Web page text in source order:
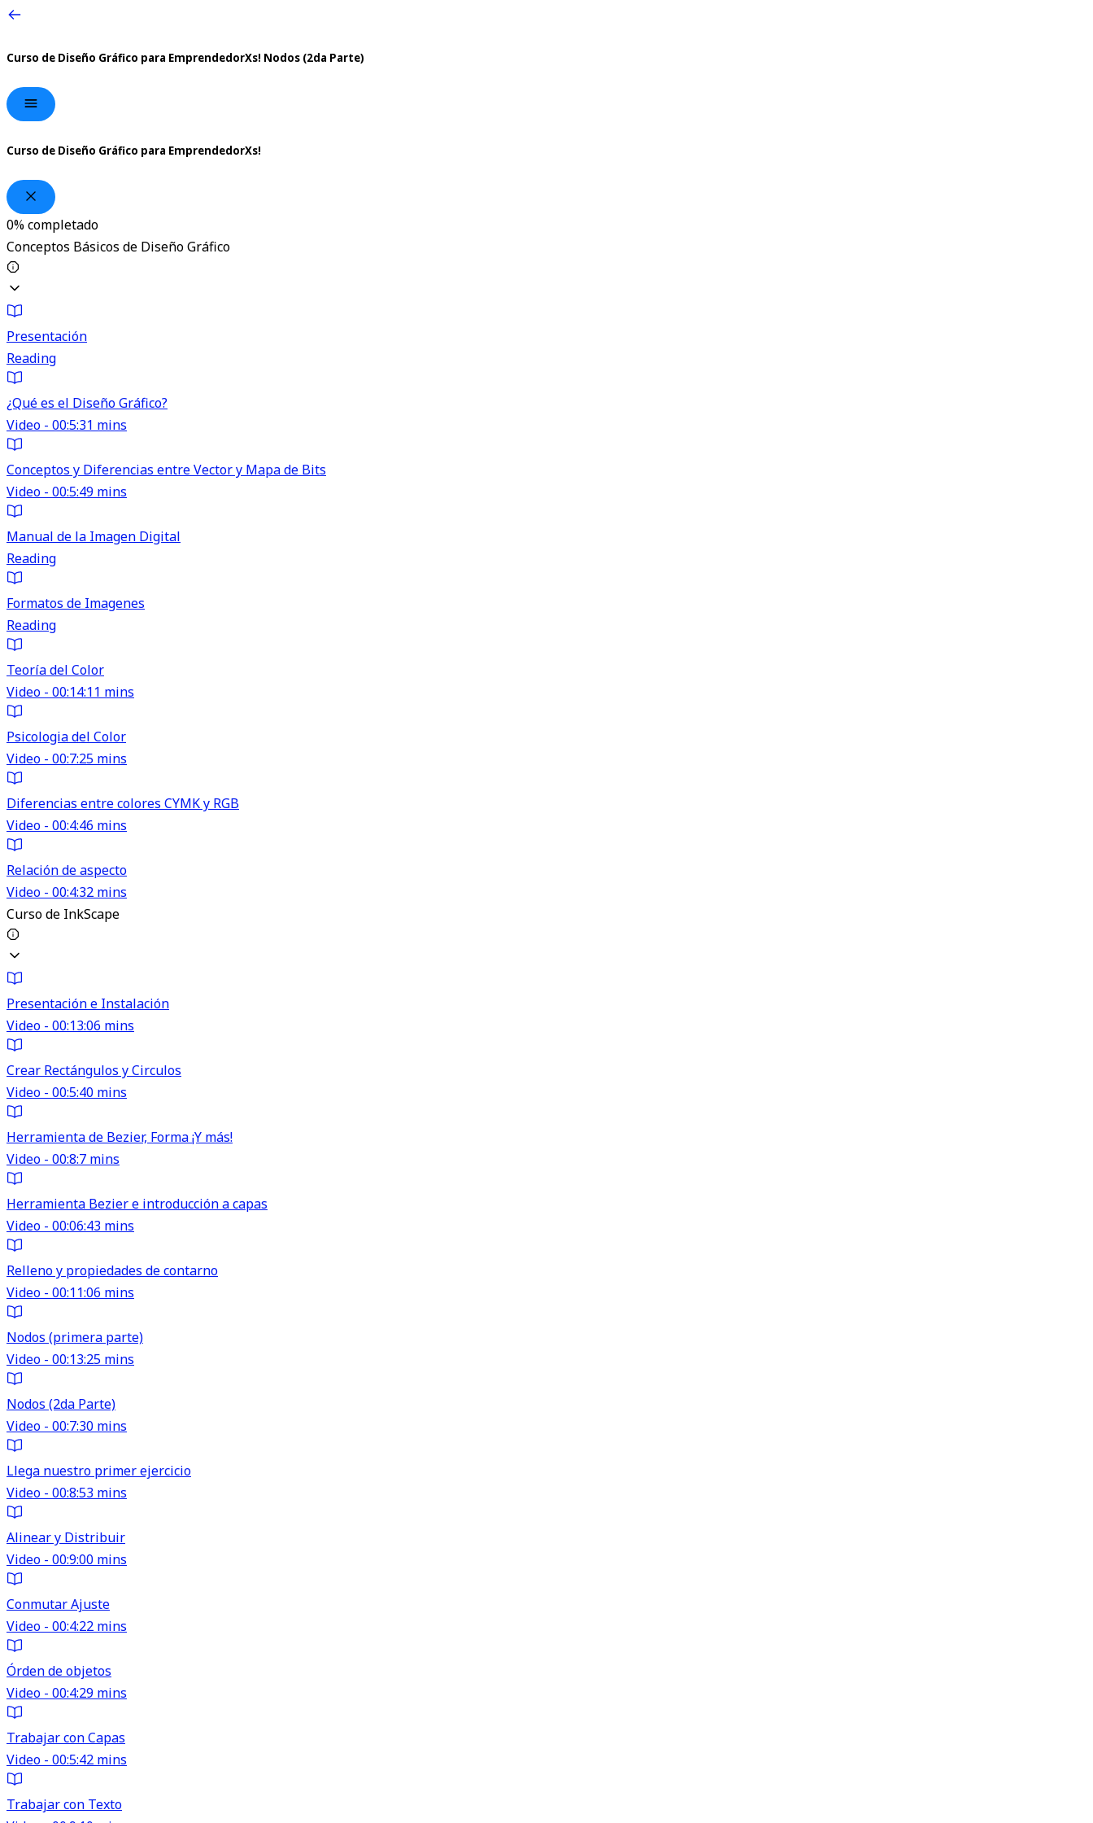
Curso de Diseño Gráfico para EmprendedorXs! Nodos (2da Parte)
Curso de Diseño Gráfico para EmprendedorXs!
0%completado
Conceptos Básicos de Diseño Gráfico
Presentación
Reading
¿Qué es el Diseño Gráfico?
Video - 00:5:31 mins
Conceptos y Diferencias entre Vector y Mapa de Bits
Video - 00:5:49 mins
Manual de la Imagen Digital
Reading
Formatos de Imagenes
Reading
Teoría del Color
Video - 00:14:11 mins
Psicologia del Color
Video - 00:7:25 mins
Diferencias entre colores CYMK y RGB
Video - 00:4:46 mins
Relación de aspecto
Video - 00:4:32 mins
Curso de InkScape
Presentación e Instalación
Video - 00:13:06 mins
Crear Rectángulos y Circulos
Video - 00:5:40 mins
Herramienta de Bezier, Forma ¡Y más!
Video - 00:8:7 mins
Herramienta Bezier e introducción a capas
Video - 00:06:43 mins
Relleno y propiedades de contarno
Video - 00:11:06 mins
Nodos (primera parte)
Video - 00:13:25 mins
Nodos (2da Parte)
Video - 00:7:30 mins
Llega nuestro primer ejercicio
Video - 00:8:53 mins
Alinear y Distribuir
Video - 00:9:00 mins
Conmutar Ajuste
Video - 00:4:22 mins
Órden de objetos
Video - 00:4:29 mins
Trabajar con Capas
Video - 00:5:42 mins
Trabajar con Texto